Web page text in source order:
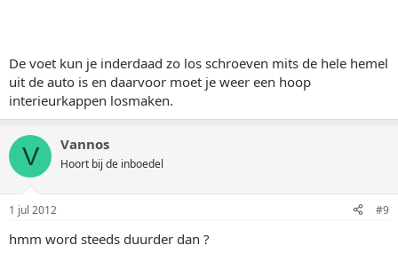
De voet kun je inderdaad zo los schroeven mits de hele hemel
uit de auto is en daarvoor moet je weer een hoop
interieurkappen losmaken.
V Vannos
Hoort bij de inboedel
1 jul 2012 #9
hmm word steeds duurder dan ?